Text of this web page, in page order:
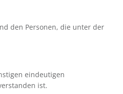
den Personen, die unter der
eindeutigen
ist.